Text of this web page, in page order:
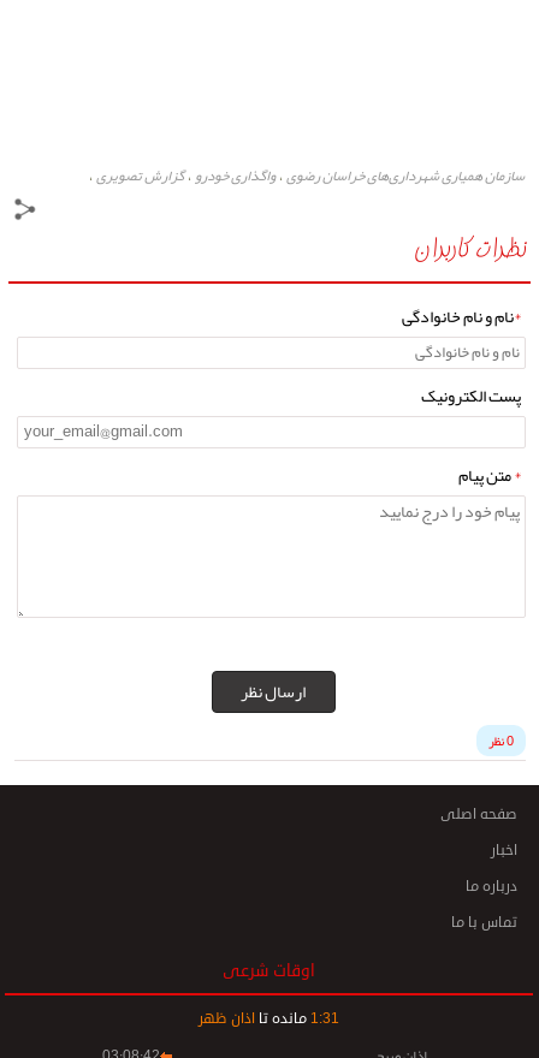
سازمان همیاری شهرداری‌های خراسان رضوی،واگذاری خودرو،گزارش تصویری،
نظرات کاربران
*نام و نام خانوادگی
پست الکترونیک
*متن پیام
ارسال نظر
0 نظر
صفحه اصلی
اخبار
درباره ما
تماس با ما
اوقات شرعی
1:31 مانده تا اذان ظهر